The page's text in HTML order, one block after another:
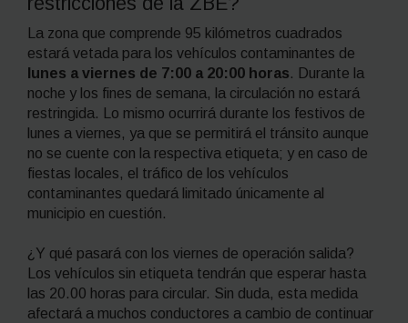
La zona que comprende 95 kilómetros cuadrados
estará vetada para los vehículos contaminantes de
lunes a viernes de 7:00 a 20:00 horas. Durante la
noche y los fines de semana, la circulación no estará
restringida. Lo mismo ocurrirá durante los festivos de
lunes a viernes, ya que se permitirá el tránsito aunque
no se cuente con la respectiva etiqueta; y en caso de
fiestas locales, el tráfico de los vehículos
contaminantes quedará limitado únicamente al
municipio en cuestión.
¿Y qué pasará con los viernes de operación salida?
Los vehículos sin etiqueta tendrán que esperar hasta
las 20.00 horas para circular. Sin duda, esta medida
afectará a muchos conductores a cambio de continuar